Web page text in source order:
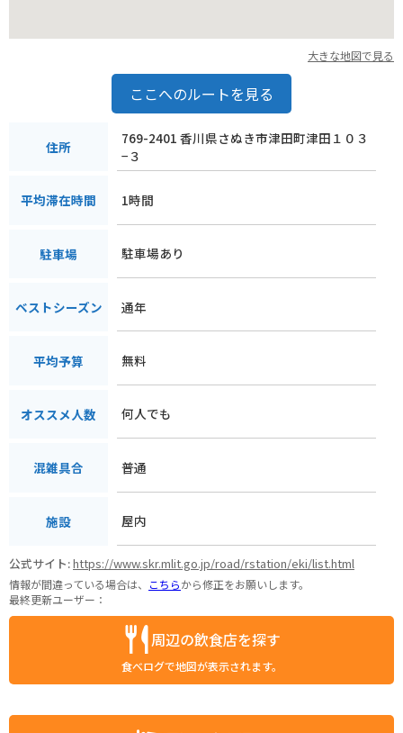
大きな地図で見る
ここへのルートを見る
住所
769-2401 香川県さぬき市津田町津田１０３
−３
平均滞在時間 1時間
駐車場 駐車場あり
ベストシーズン 通年
平均予算 無料
オススメ人数 何人でも
混雑具合 普通
施設 屋内
公式サイト:https://www.skr.mlit.go.jp/road/rstation/eki/list.html
情報が間違っている場合は、 こちらから修正をお願いします。
最終更新ユーザー：
周辺の飲食店を探す
食べログで地図が表示されます。